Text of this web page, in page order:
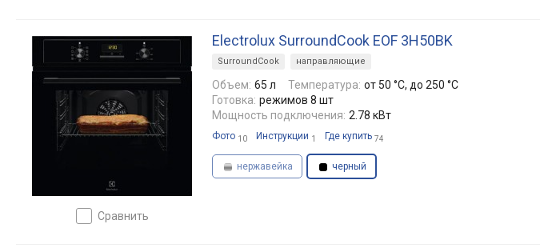
сравнить
Electrolux SurroundCook EOF 3H50BK
SurroundCook направляющие
Объем: 65 л Температура: от 50 °C, до 250 °C
Готовка: режимов 8 шт
Мощность подключения: 2.78 кВт
Фото 10 Инструкции 1 Где купить 74
нержавейка черный